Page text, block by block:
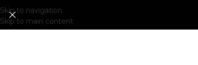
Skip to navigation
Skip to main content